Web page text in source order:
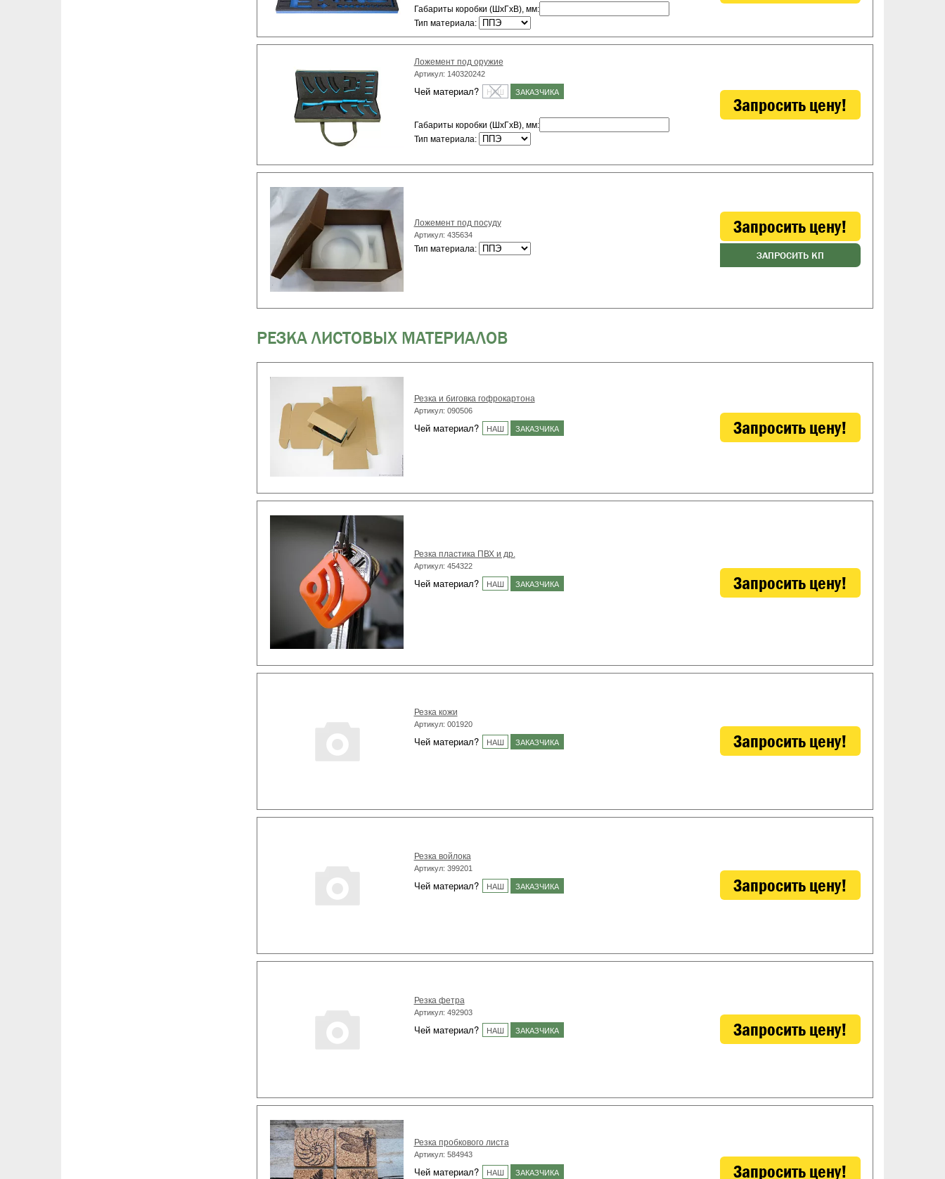
Габариты коробки (ШхГхВ), мм:
Тип материала:
Ложемент под оружие
Артикул: 140320242
Чей материал? НАШ ЗАКАЗЧИКА
Габариты коробки (ШхГхВ), мм:
Тип материала:
Запросить цену!
Ложемент под посуду
Артикул: 435634
Тип материала:
Запросить цену!
ЗАПРОСИТЬ КП
РЕЗКА ЛИСТОВЫХ МАТЕРИАЛОВ
Резка и биговка гофрокартона
Артикул: 090506
Чей материал? НАШ ЗАКАЗЧИКА Запросить цену!
Резка пластика ПВХ и др.
Артикул: 454322
Чей материал? НАШ ЗАКАЗЧИКА Запросить цену!
Резка кожи
Артикул: 001920
Чей материал? НАШ ЗАКАЗЧИКА Запросить цену!
Резка войлока
Артикул: 399201
Чей материал? НАШ ЗАКАЗЧИКА Запросить цену!
Резка фетра
Артикул: 492903
Чей материал? НАШ ЗАКАЗЧИКА Запросить цену!
Резка пробкового листа
Артикул: 584943
Чей материал? НАШ ЗАКАЗЧИКА Запросить цену!